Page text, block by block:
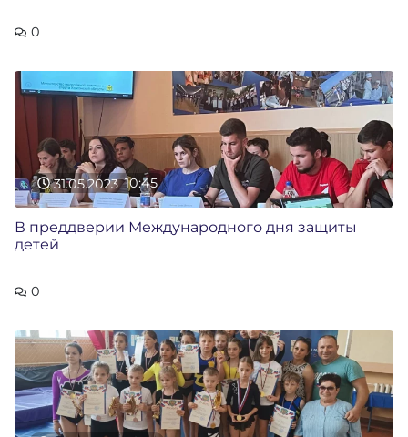
0
31.05.2023 10:45
В преддверии Международного дня защиты
детей
0